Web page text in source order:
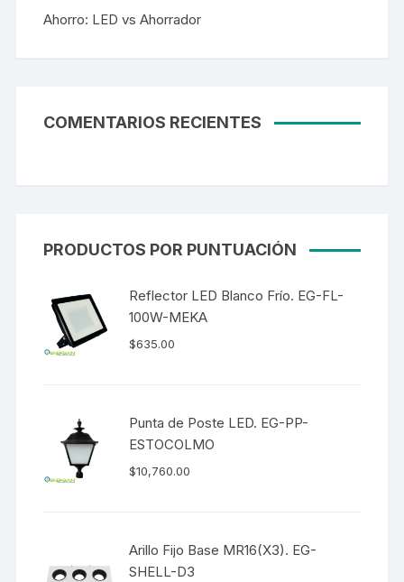
Ahorro: LED vs Ahorrador
COMENTARIOS RECIENTES
PRODUCTOS POR PUNTUACIÓN
Reflector LED Blanco Frío. EG-FL-
100W-MEKA
$635.00
Punta de Poste LED. EG-PP-
ESTOCOLMO
$10,760.00
Arillo Fijo Base MR16(X3). EG-
SHELL-D3